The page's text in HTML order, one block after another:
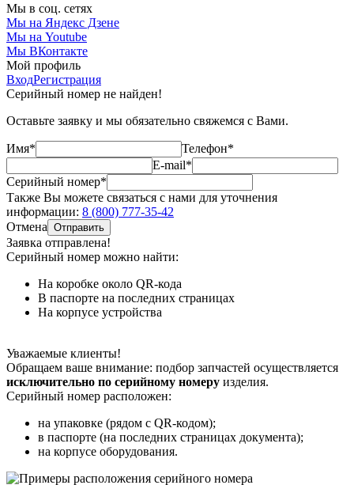
Мы в соц. сетях
Мы на Яндекс Дзене
Мы на Youtube
Мы ВКонтакте
Мой профиль
ВходРегистрация
Серийный номер не найден!
Оставьте заявку и мы обязательно свяжемся с Вами.
Имя*
Телефон*
E-mail*
Серийный номер*
Также Вы можете связаться с нами для уточнения
информации: 8 (800) 777-35-42
Отмена Отправить
Заявка отправлена!
Серийный номер можно найти:
На коробке около QR-кода
В паспорте на последних страницах
На корпусе устройства
Уважаемые клиенты!
Обращаем ваше внимание: подбор запчастей осуществляется
исключительно по серийному номеру изделия.
Серийный номер расположен:
на упаковке (рядом с QR-кодом);
в паспорте (на последних страницах документа);
на корпусе оборудования.